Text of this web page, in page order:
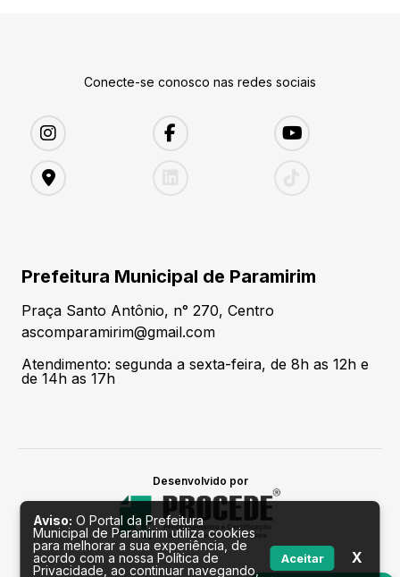
Conecte-se conosco nas redes sociais
Prefeitura Municipal de Paramirim
Praça Santo Antônio, n° 270, Centro
ascomparamirim@gmail.com
Atendimento: segunda a sexta-feira, de 8h as 12h e
de 14h as 17h
Desenvolvido por
Aviso: O Portal da Prefeitura
Municipal de Paramirim utiliza cookies
para melhorar a sua experiência, de
acordo com a nossa Política de
Privacidade, ao continuar navegando,
Aceitar X